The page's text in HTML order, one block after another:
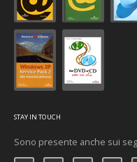
STAY IN TOUCH
Sono presente anche sui